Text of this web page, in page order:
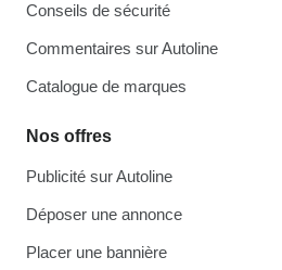
Conseils de sécurité
Commentaires sur Autoline
Catalogue de marques
Nos offres
Publicité sur Autoline
Déposer une annonce
Placer une bannière